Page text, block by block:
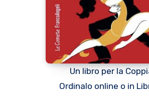
Un libro per la
Ordinalo online o in